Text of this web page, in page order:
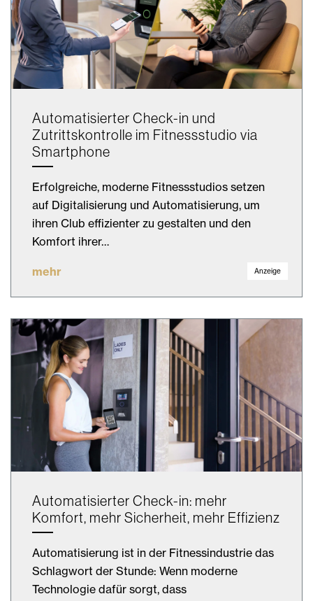
Automatisierter Check-in und
Zutrittskontrolle im Fitnessstudio via
Smartphone
Erfolgreiche, moderne Fitness­studios setzen
auf Digitalisierung und Automatisierung, um
ihren Club effizienter zu gestalten und den
Komfort ihrer…
mehr Anzeige
Automatisierter Check-in: mehr
Komfort, mehr Sicherheit, mehr Effizienz
Automatisierung ist in der Fitnessindustrie das
Schlagwort der Stunde: Wenn moderne
Technologie dafür sorgt, dass